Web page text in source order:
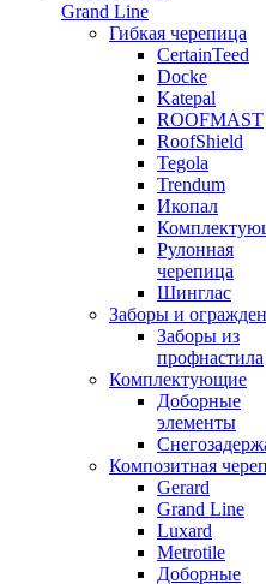
Grand Line
Гибкая черепица
CertainTeed
Docke
Katepal
ROOFMAST
RoofShield
Tegola
Trendum
Икопал
Рулонная
черепица
Шинглас
Заборы и
Заборы из
профнастила
Комплектующие
Доборные
элементы
Композитная
Gerard
Grand Line
Luxard
Metrotile
Доборные